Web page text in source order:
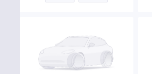
雷克萨斯
理想汽车